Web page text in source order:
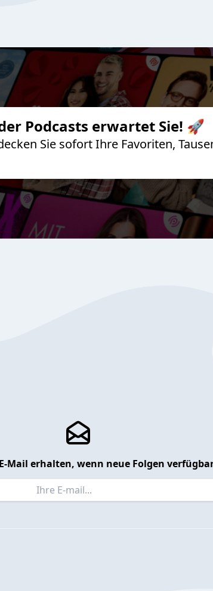
Podcasts erwartet Sie! 🚀
Sie sofort Ihre Favoriten,
Mail erhalten, wenn neue Folgen